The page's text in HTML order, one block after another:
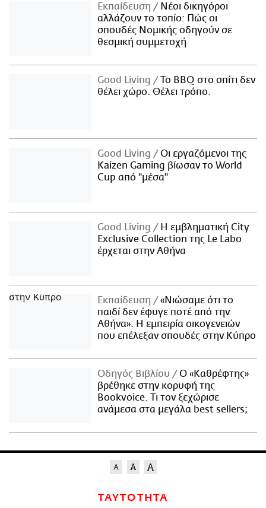
Εκπαίδευση
Νέοι δικηγόροι
αλλάζουν το τοπίο: Πώς οι
σπουδές Νομικής οδηγούν σε
θεσμική συμμετοχή
Good Living
Το BBQ στο σπίτι δεν
θέλει χώρο. Θέλει τρόπο.
Good Living
Οι εργαζόμενοι της
Kaizen Gaming βίωσαν το World
Cup από "μέσα"
Good Living
Η εμβληματική City
Exclusive Collection της Le Labo
έρχεται στην Αθήνα
Εκπαίδευση
«Νιώσαμε ότι το
παιδί δεν έφυγε ποτέ από την
Αθήνα»: Η εμπειρία οικογενειών
που επέλεξαν σπουδές στην Κύπρο
Οδηγός Βιβλίου
Ο «Καθρέφτης»
βρέθηκε στην κορυφή της
Bookvoice. Τι τον ξεχώρισε
ανάμεσα στα μεγάλα best sellers;
ΤΑΥΤΟΤΗΤΑ